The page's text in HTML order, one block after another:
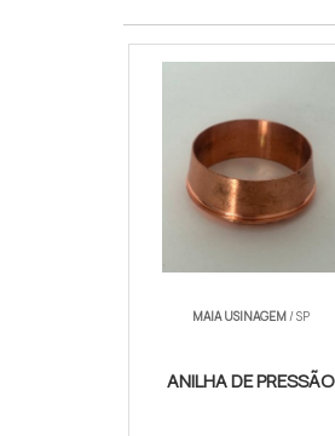
MAIA USINAGEM/ SP
ANILHA DE PRESSÃO